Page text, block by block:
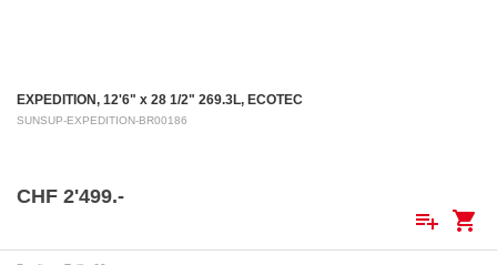
EXPEDITION, 12'6" x 28 1/2" 269.3L, ECOTEC
SUNSUP-EXPEDITION-BR00186
CHF 2'499.-
playlist_add shopping_cart